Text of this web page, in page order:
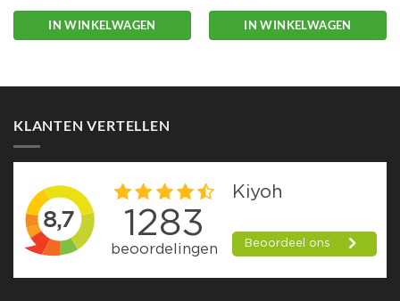
IN WINKELWAGEN
variaties.
gekozen
worden
op
IN WINKELWAGEN
KLANTEN VERTELLEN